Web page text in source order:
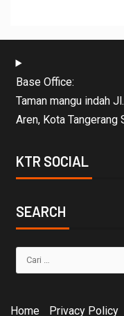
Base Office:
Taman mangu indah
Aren, Kota Tangerang
KTR SOCIAL
SEARCH
Home Privacy Policy